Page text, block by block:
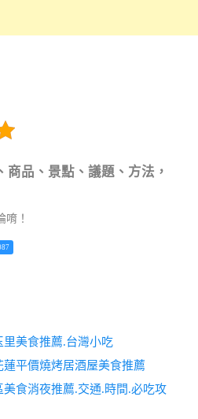
商品、景點、議題、方法，
！
里美食推薦.台灣小吃
蓮平價燒烤居酒屋美食推薦
美食消夜推薦.交通.時間.必吃攻